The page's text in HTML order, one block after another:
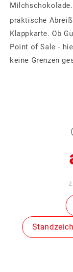
praktische
Klappkarte. Ob
Point of Sale -
keine Grenzen